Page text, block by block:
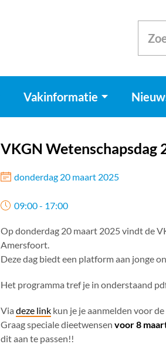
Vakinformatie
VKGN Wetenschapsdag
donderdag 20 maart 2025
09:00 - 17:00
Op donderdag 20 maart 2025 vindt de
Amersfoort.
Deze dag biedt een platform aan jonge
Het programma tref je in onderstaand
Via deze linkkun je je aanmelden voor
Graag speciale dieetwensen voor 8
dit aan te passen!!